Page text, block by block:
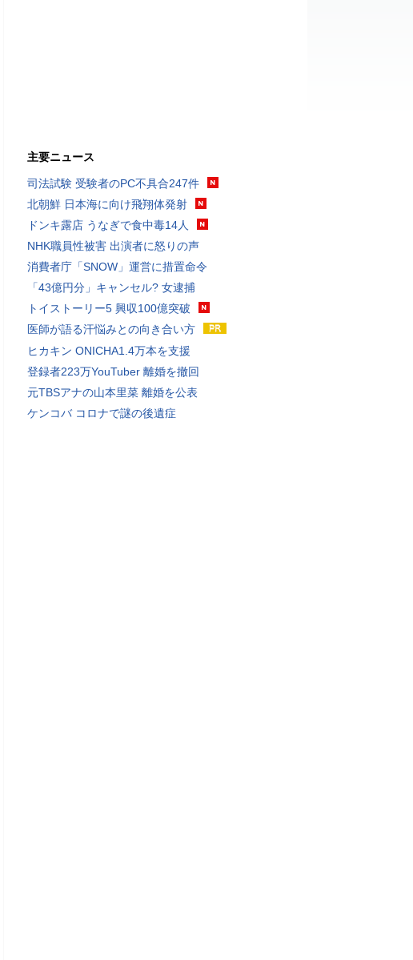
主要ニュース
司法試験 受験者のPC不具合247件
北朝鮮 日本海に向け飛翔体発射
ドンキ露店 うなぎで食中毒14人
NHK職員性被害 出演者に怒りの声
消費者庁「SNOW」運営に措置命令
「43億円分」キャンセル? 女逮捕
トイストーリー5 興収100億突破
医師が語る汗悩みとの向き合い方
ヒカキン ONICHA1.4万本を支援
登録者223万YouTuber 離婚を撤回
元TBSアナの山本里菜 離婚を公表
ケンコバ コロナで謎の後遺症